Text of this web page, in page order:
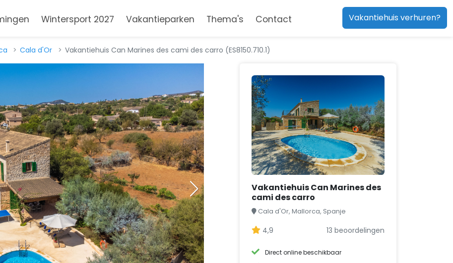
Wintersport 2027 Vakantieparken Thema's Contact Vakantiehuis verhuren?
Cala d'Or Vakantiehuis Can Marines des cami des carro (ES8150.710.1)
Vakantiehuis Can Marines des
cami des carro
Cala d'Or, Mallorca, Spanje
4,9 13 beoordelingen
Direct online beschikbaar